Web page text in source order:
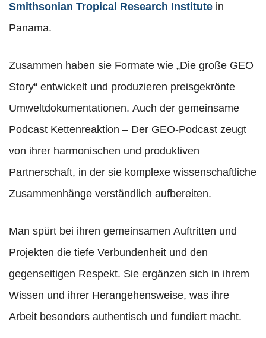
Smithsonian Tropical Research Institute in
Panama.
Zusammen haben sie Formate wie „Die große GEO
Story“ entwickelt und produzieren preisgekrönte
Umweltdokumentationen. Auch der gemeinsame
Podcast Kettenreaktion – Der GEO-Podcast zeugt
von ihrer harmonischen und produktiven
Partnerschaft, in der sie komplexe wissenschaftliche
Zusammenhänge verständlich aufbereiten.
Man spürt bei ihren gemeinsamen Auftritten und
Projekten die tiefe Verbundenheit und den
gegenseitigen Respekt. Sie ergänzen sich in ihrem
Wissen und ihrer Herangehensweise, was ihre
Arbeit besonders authentisch und fundiert macht.